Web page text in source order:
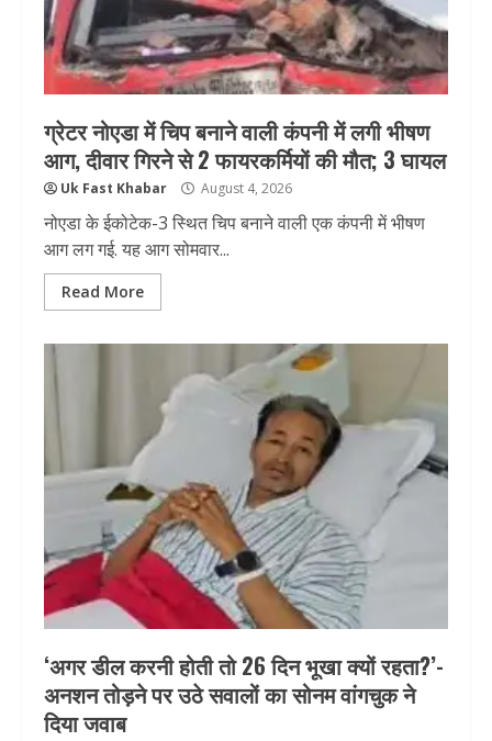
ग्रेटर नोएडा में चिप बनाने वाली कंपनी में लगी भीषण
आग, दीवार गिरने से 2 फायरकर्मियों की मौत; 3 घायल
Uk Fast Khabar August 4, 2026
नोएडा के ईकोटेक-3 स्थित चिप बनाने वाली एक कंपनी में भीषण
आग लग गई. यह आग सोमवार...
Read More
‘अगर डील करनी होती तो 26 दिन भूखा क्यों रहता?’-
अनशन तोड़ने पर उठे सवालों का सोनम वांगचुक ने
दिया जवाब